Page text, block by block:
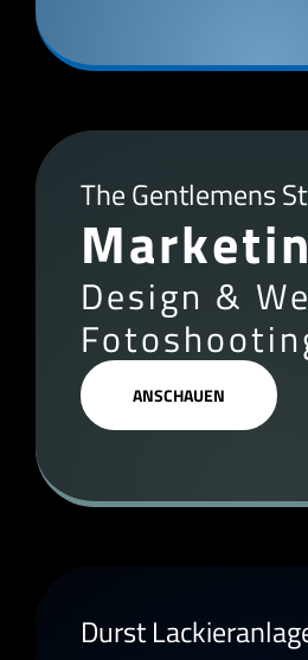
The Gentlemens
Design &
ANSCHAUEN
Durst